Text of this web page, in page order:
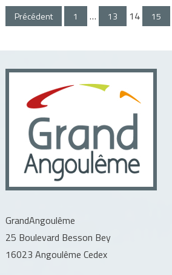
Pagination
publications
Précédent 1 … 13 14 15
GrandAngoulême
25 Boulevard Besson Bey
16023 Angoulême Cedex